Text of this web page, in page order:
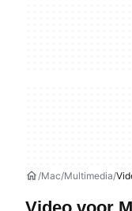
Mac Multimedia